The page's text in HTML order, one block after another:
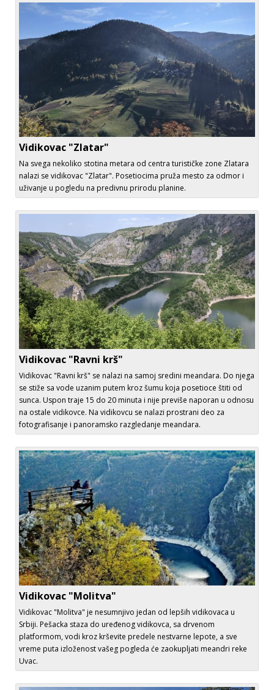
Vidikovac "Zlatar"
Na svega nekoliko stotina metara od centra turističke zone Zlatara
nalazi se vidikovac "Zlatar". Posetiocima pruža mesto za odmor i
uživanje u pogledu na predivnu prirodu planine.
Vidikovac "Ravni krš"
Vidikovac "Ravni krš" se nalazi na samoj sredini meandara. Do njega
se stiže sa vode uzanim putem kroz šumu koja posetioce štiti od
sunca. Uspon traje 15 do 20 minuta i nije previše naporan u odnosu
na ostale vidikovce. Na vidikovcu se nalazi prostrani deo za
fotografisanje i panoramsko razgledanje meandara.
Vidikovac "Molitva"
Vidikovac "Molitva" je nesumnjivo jedan od lepših vidikovaca u
Srbiji. Pešacka staza do uređenog vidikovca, sa drvenom
platformom, vodi kroz krševite predele nestvarne lepote, a sve
vreme puta izloženost vašeg pogleda će zaokupljati meandri reke
Uvac.